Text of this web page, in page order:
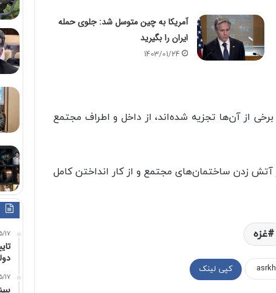
آمریکا به چین متوسل شد: جلوی حمله
ایران را بگیرید
1403/01/24
از آن‌ها تجزیه شده‌اند، از داخل و اطراف مجتمع
زدن ساختمان‌های مجتمع و از کار انداختن کامل
غزه
کپی لینک
17
17